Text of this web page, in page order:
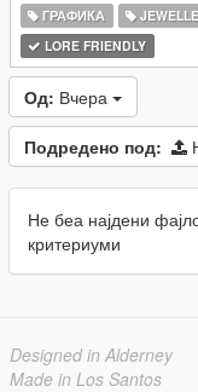
ГРАФИКА
LORE FRIENDLY
Од: Вчера
Подредено под:
Не беа најдени
критериуми
Designed in Alderney
Made in Los Santos